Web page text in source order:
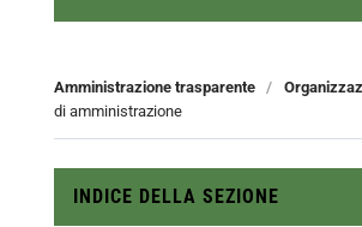
Amministrazione trasparente /
di amministrazione
INDICE DELLA SEZIONE